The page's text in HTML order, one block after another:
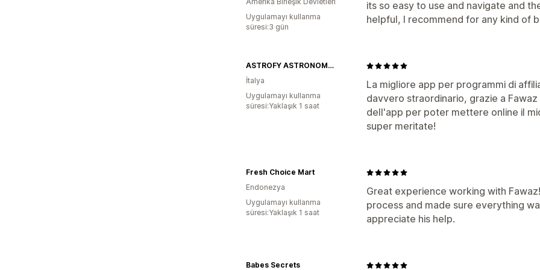
its so easy to use and navigate and
helpful, I recommend for any kind of
Uygulamayı kullanma
süresi:3 gün
La migliore app per programmi di
davvero straordinario, grazie a
dell'app per poter mettere online il
super meritate!
ASTROFY ASTRONOMY STORE
İtalya
Uygulamayı kullanma
süresi:Yaklaşık 1 saat
Great experience working with
process and made sure everything
appreciate his help.
Fresh Choice Mart
Endonezya
Uygulamayı kullanma
süresi:Yaklaşık 1 saat
Babes Secrets